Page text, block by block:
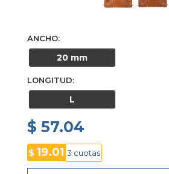
ANCHO
20 mm
LONGITUD
L
$ 57.04
$ 19.01 3 cuotas